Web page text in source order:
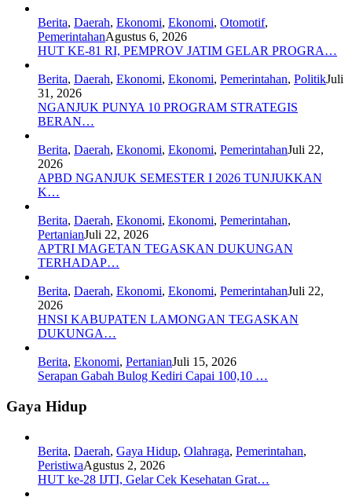
Berita, Daerah, Ekonomi, Ekonomi, Otomotif,
PemerintahanAgustus 6, 2026
HUT KE-81 RI, PEMPROV JATIM GELAR PROGRA…
Berita, Daerah, Ekonomi, Ekonomi, Pemerintahan, PolitikJuli
31, 2026
NGANJUK PUNYA 10 PROGRAM STRATEGIS
BERAN…
Berita, Daerah, Ekonomi, Ekonomi, PemerintahanJuli 22,
2026
APBD NGANJUK SEMESTER I 2026 TUNJUKKAN
K…
Berita, Daerah, Ekonomi, Ekonomi, Pemerintahan,
PertanianJuli 22, 2026
APTRI MAGETAN TEGASKAN DUKUNGAN
TERHADAP…
Berita, Daerah, Ekonomi, Ekonomi, PemerintahanJuli 22,
2026
HNSI KABUPATEN LAMONGAN TEGASKAN
DUKUNGA…
Berita, Ekonomi, PertanianJuli 15, 2026
Serapan Gabah Bulog Kediri Capai 100,10 …
Gaya Hidup
Berita, Daerah, Gaya Hidup, Olahraga, Pemerintahan,
PeristiwaAgustus 2, 2026
HUT ke-28 IJTI, Gelar Cek Kesehatan Grat…